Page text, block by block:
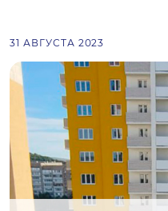
31 АВГУСТА 2023